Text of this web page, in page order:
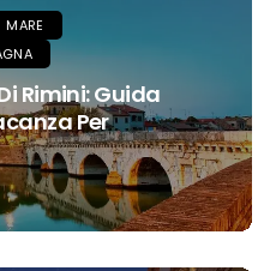
MARE
Rimini: Guida
Per